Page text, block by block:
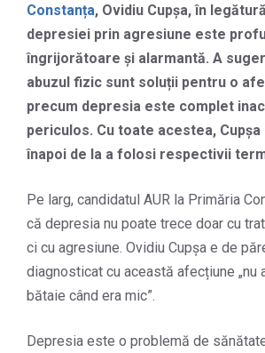
Constanța, Ovidiu Cupșa, în
depresiei prin agresiune este
îngrijorătoare și alarmantă. A
abuzul fizic sunt soluții pentru o
precum depresia este complet
periculos. Cu toate acestea, Cupșa
înapoi de la a folosi respectivii
Pe larg, candidatul AUR la Primăria
că depresia nu poate trece doar cu
ci cu agresiune. Ovidiu Cupșa e de
diagnosticat cu această afecțiune „nu
bătaie când era mic”.
Depresia este o problemă de